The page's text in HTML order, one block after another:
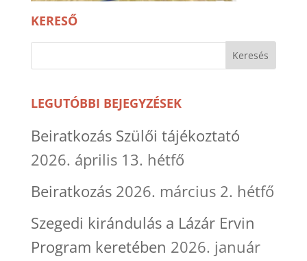
KERESŐ
LEGUTÓBBI BEJEGYZÉSEK
Beiratkozás Szülői tájékoztató
2026. április 13. hétfő
Beiratkozás 2026. március 2. hétfő
Szegedi kirándulás a Lázár Ervin
Program keretében 2026. január